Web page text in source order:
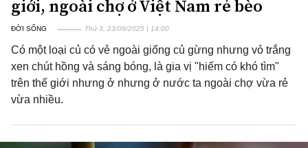
giới, ngoài chợ ở Việt Nam rẻ bèo
ĐỜI SỐNG Thứ 3, 23/09/2025 | 14:00
Có một loại củ có vẻ ngoài giống củ gừng nhưng vỏ trắng
xen chút hồng và sáng bóng, là gia vị "hiếm có khó tìm"
trên thế giới nhưng ở nhưng ở nước ta ngoài chợ vừa rẻ
vừa nhiều.